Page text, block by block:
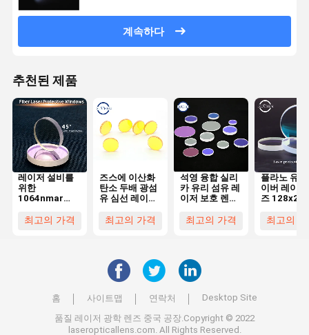
계속하다
추천된 제품
레이저 설비를
위한
1064nmar
레이저 보호 렌
최고의 가격
즈스에 이산화
탄소 두배 광섬
유 심선 레이저
12.7x2.5mm
최고의 가격
석영 융합 실리
카 유리 섬유 레
이저 보호 렌즈
최고의 가격
플라노 유형
이버 레이저
즈
최고의
홈 사이트맵 연락처 Desktop Site
품질 레이저 광학 렌즈 중국 공장.Copyright © 2022
laseropticallens.com. All Rights Reserved.